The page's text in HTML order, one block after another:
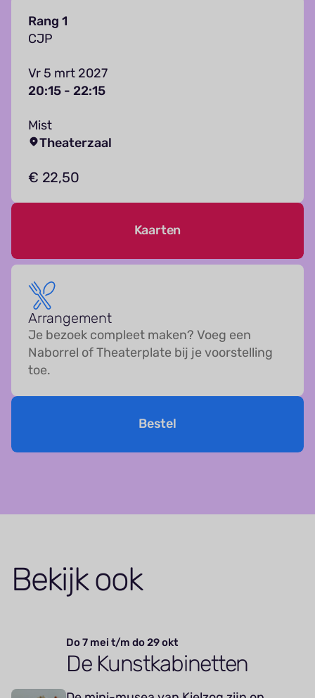
Rang 1
CJP
Vr 5 mrt 2027
20:15 - 22:15
Mist
Theaterzaal
€ 22,50
Kaarten
Arrangement
Je bezoek compleet maken? Voeg een
Naborrel of Theaterplate bij je voorstelling
toe.
Bestel
Bekijk ook
Do 7 mei t/m do 29 okt
De Kunstkabinetten